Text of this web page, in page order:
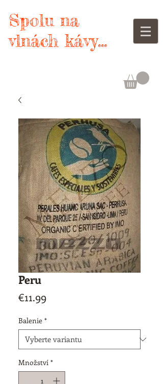
Spolu na
vlnách kávy...
Peru
€11.99Cena
Balenie *
Množství *